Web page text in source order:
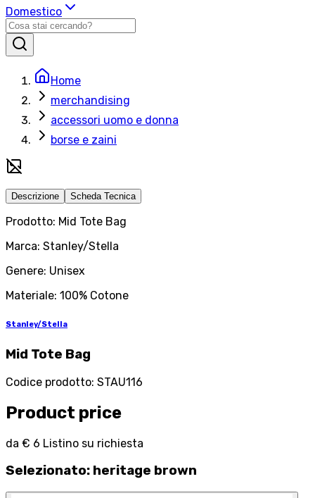
Domestico
Home
merchandising
accessori uomo e donna
borse e zaini
Descrizione Scheda Tecnica
Prodotto: Mid Tote Bag
Marca: Stanley/Stella
Genere: Unisex
Materiale: 100% Cotone
Stanley/Stella
Mid Tote Bag
Codice prodotto: STAU116
Product price
da € 6 Listino su richiesta
Selezionato: heritage brown